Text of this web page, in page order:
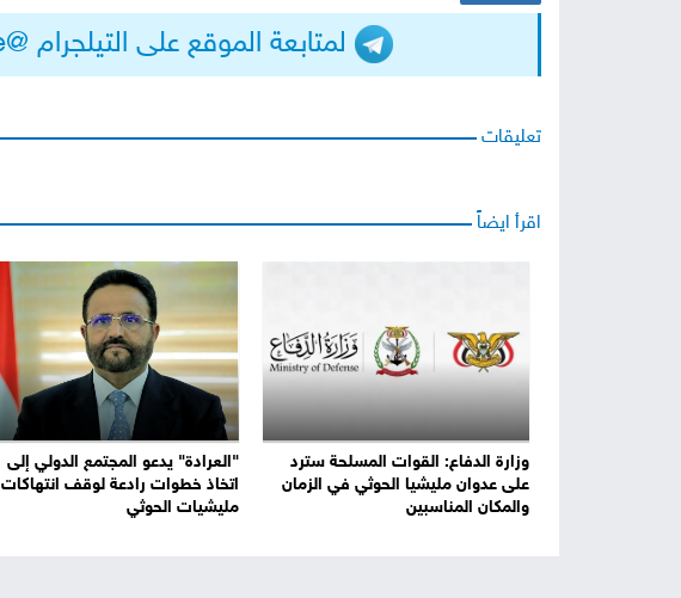
لمتابعة الموقع على التيلجرام @Alasimahonline
تعليقات
اقرأ ايضاً
وزارة الدفاع: القوات المسلحة سترد
على عدوان مليشيا الحوثي في الزمان
والمكان المناسبين
"العرادة" يدعو المجتمع الدولي إلى
اتخاذ خطوات رادعة لوقف انتهاكات
مليشيات الحوثي